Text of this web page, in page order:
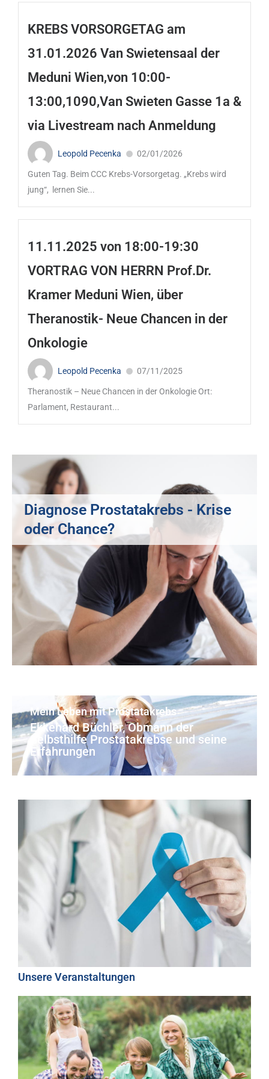
KREBS VORSORGETAG am
31.01.2026 Van Swietensaal der
Meduni Wien,von 10:00-
13:00,1090,Van Swieten Gasse 1a &
via Livestream nach Anmeldung
Leopold Pecenka 02/01/2026
Guten Tag. Beim CCC Krebs-Vorsorgetag. „Krebs wird
jung“, lernen Sie...
11.11.2025 von 18:00-19:30
VORTRAG VON HERRN Prof.Dr.
Kramer Meduni Wien, über
Theranostik- Neue Chancen in der
Onkologie
Leopold Pecenka 07/11/2025
Theranostik – Neue Chancen in der Onkologie Ort:
Parlament, Restaurant...
Diagnose Prostatakrebs - Krise
oder Chance?
Mein Leben mit Prostatakrebs
Ekkehard Büchler, Obmann der
Selbsthilfe Prostatakrebse und seine
Erfahrungen
Unsere Veranstaltungen